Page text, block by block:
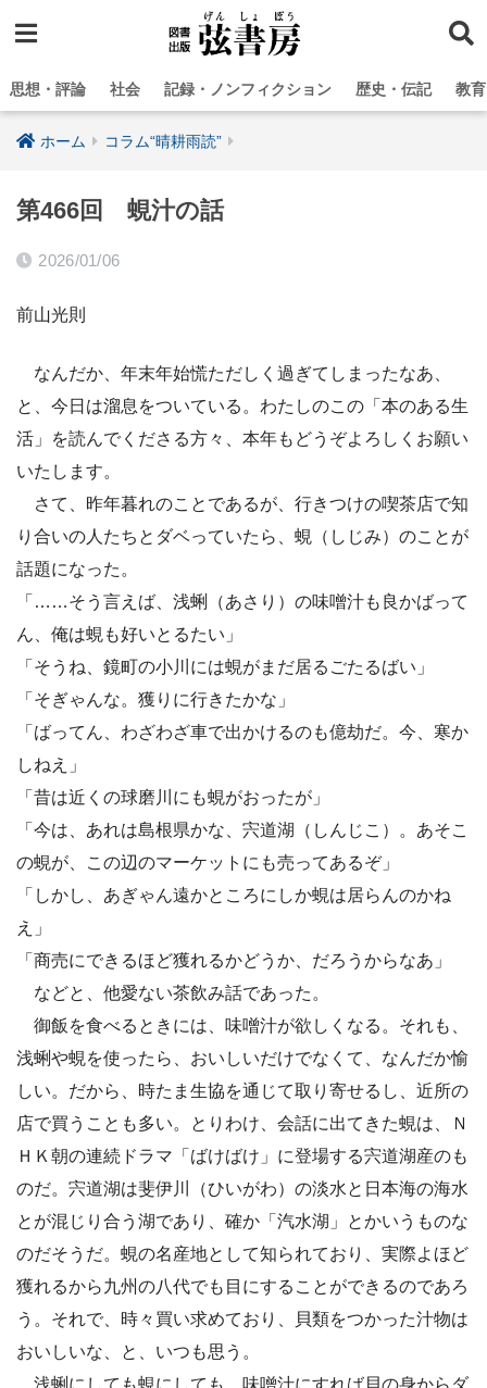
思想・評論 社会 記録・ノンフィクション 歴史・伝記 教
ホーム コラム“晴耕雨読”
第466回 蜆汁の話
2026/01/06
前山光則
なんだか、年末年始慌ただしく過ぎてしまったなあ、
と、今日は溜息をついている。わたしのこの「本のある生
活」を読んでくださる方々、本年もどうぞよろしくお願い
いたします。
さて、昨年暮れのことであるが、行きつけの喫茶店で知
り合いの人たちとダベっていたら、蜆（しじみ）のことが
話題になった。
「……そう言えば、浅蜊（あさり）の味噌汁も良かばって
ん、俺は蜆も好いとるたい」
「そうね、鏡町の小川には蜆がまだ居るごたるばい」
「そぎゃんな。獲りに行きたかな」
「ばってん、わざわざ車で出かけるのも億劫だ。今、寒か
しねえ」
「昔は近くの球磨川にも蜆がおったが」
「今は、あれは島根県かな、宍道湖（しんじこ）。あそこ
の蜆が、この辺のマーケットにも売ってあるぞ」
「しかし、あぎゃん遠かところにしか蜆は居らんのかね
え」
「商売にできるほど獲れるかどうか、だろうからなあ」
などと、他愛ない茶飲み話であった。
御飯を食べるときには、味噌汁が欲しくなる。それも、
浅蜊や蜆を使ったら、おいしいだけでなくて、なんだか愉
しい。だから、時たま生協を通じて取り寄せるし、近所の
店で買うことも多い。とりわけ、会話に出てきた蜆は、Ｎ
ＨＫ朝の連続ドラマ「ばけばけ」に登場する宍道湖産のも
のだ。宍道湖は斐伊川（ひいがわ）の淡水と日本海の海水
とが混じり合う湖であり、確か「汽水湖」とかいうものな
のだそうだ。蜆の名産地として知られており、実際よほど
獲れるから九州の八代でも目にすることができるのであろ
う。それで、時々買い求めており、貝類をつかった汁物は
おいしいな、と、いつも思う。
浅蜊にしても蜆にしても、味噌汁にすれば貝の身からダ